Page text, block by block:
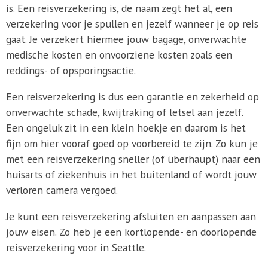
is. Een reisverzekering is, de naam zegt het al, een
verzekering voor je spullen en jezelf wanneer je op reis
gaat. Je verzekert hiermee jouw bagage, onverwachte
medische kosten en onvoorziene kosten zoals een
reddings- of opsporingsactie.
Een reisverzekering is dus een garantie en zekerheid op
onverwachte schade, kwijtraking of letsel aan jezelf.
Een ongeluk zit in een klein hoekje en daarom is het
fijn om hier vooraf goed op voorbereid te zijn. Zo kun je
met een reisverzekering sneller (of überhaupt) naar een
huisarts of ziekenhuis in het buitenland of wordt jouw
verloren camera vergoed.
Je kunt een reisverzekering afsluiten en aanpassen aan
jouw eisen. Zo heb je een kortlopende- en doorlopende
reisverzekering voor in Seattle.